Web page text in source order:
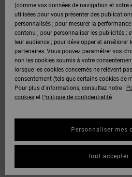
(comme vos données de navigation et votre
utilisées pour vous présenter des
personnalisés ; pour mesurer la
contenu ; pour personnaliser les publicités ;
leur audience ; pour développer et améliorer
partenaires. Vous pouvez paramétrer vos
non les cookies soumis à votre
lorsque les cookies concernés ne relèvent
consentement (tels que certains cookies de
Pour plus d'informations, consultez notre :
cookies et Politique de confidentialité
Personnaliser mes
Tout accepter